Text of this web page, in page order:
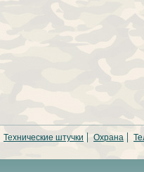
Технические штучки Охрана